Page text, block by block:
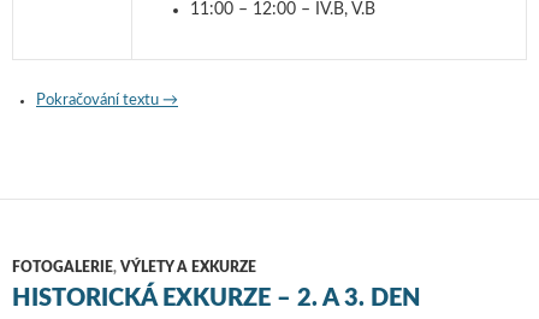
11:00 – 12:00 – IV.B, V.B
Pokračování textu Program na týden od 25. 5. 2026
→
FOTOGALERIE, VÝLETY A EXKURZE
HISTORICKÁ EXKURZE – 2. A 3. DEN